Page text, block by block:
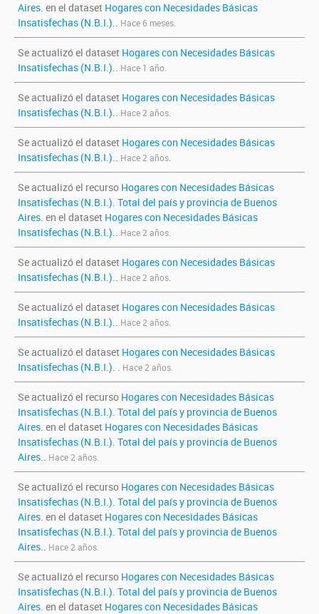
Aires. en el dataset Hogares con Necesidades Básicas
Insatisfechas (N.B.I.).. Hace 6 meses.
Se actualizó el dataset Hogares con Necesidades Básicas
Insatisfechas (N.B.I.).. Hace 1 año.
Se actualizó el dataset Hogares con Necesidades Básicas
Insatisfechas (N.B.I.).. Hace 2 años.
Se actualizó el dataset Hogares con Necesidades Básicas
Insatisfechas (N.B.I.).. Hace 2 años.
Se actualizó el recurso Hogares con Necesidades Básicas
Insatisfechas (N.B.I.). Total del país y provincia de Buenos
Aires. en el dataset Hogares con Necesidades Básicas
Insatisfechas (N.B.I.).. Hace 2 años.
Se actualizó el dataset Hogares con Necesidades Básicas
Insatisfechas (N.B.I.).. Hace 2 años.
Se actualizó el dataset Hogares con Necesidades Básicas
Insatisfechas (N.B.I.).. Hace 2 años.
Se actualizó el dataset Hogares con Necesidades Básicas
Insatisfechas (N.B.I.). . Hace 2 años.
Se actualizó el recurso Hogares con Necesidades Básicas
Insatisfechas (N.B.I.). Total del país y provincia de Buenos
Aires. en el dataset Hogares con Necesidades Básicas
Insatisfechas (N.B.I.). Total del país y provincia de Buenos
Aires.. Hace 2 años.
Se actualizó el recurso Hogares con Necesidades Básicas
Insatisfechas (N.B.I.). Total del país y provincia de Buenos
Aires. en el dataset Hogares con Necesidades Básicas
Insatisfechas (N.B.I.). Total del país y provincia de Buenos
Aires.. Hace 2 años.
Se actualizó el recurso Hogares con Necesidades Básicas
Insatisfechas (N.B.I.). Total del país y provincia de Buenos
Aires. en el dataset Hogares con Necesidades Básicas